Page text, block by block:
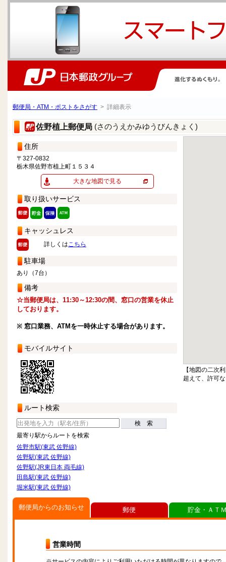
郵便局・ATM・ポストをさがす > 詳細表示
佐野植上郵便局 (さのうえかみゆうびんきょく)
住所
〒327-0832
栃木県佐野市植上町１５３４
大きな地図で見る
取り扱いサービス
キャッシュレス
詳しくはこちら
駐車場
あり（7台）
備考
☆当郵便局は、11:30～12:30の間、窓口の営業を休止
しております。
※ 窓口業務、ATMを一時休止する場合があります。
モバイルサイト
ルート検索
検 索
最寄り駅からルートを検索
佐野市駅(東武 佐野線)
佐野駅(東武 佐野線)
佐野駅(JR東日本 両毛線)
田島駅(東武 佐野線)
堀米駅(東武 佐野線)
【地図の二次
超えて、許可
郵便局からのお知らせ
営業時間
郵便 貯金・ＡＴ